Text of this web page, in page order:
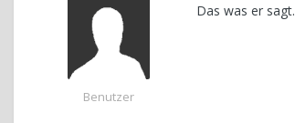
Benutzer
Das was er sagt.